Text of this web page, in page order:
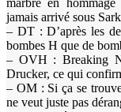
jamais arrivé sous
– DT : D’après les
bombes H que de
– OVH : Breaking
Drucker, ce qui
– OM : Si ça se
ne veut juste pas